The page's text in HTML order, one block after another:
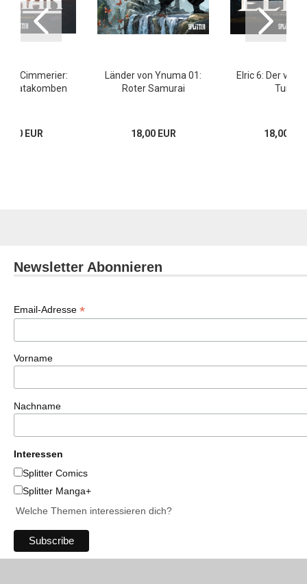
der Cimmerier:
Katakomben
EUR
Länder von Ynuma 01:
Roter Samurai
18,00 EUR
Elric 6: Der
Turm
18,00
Newsletter Abonnieren
Email-Adresse *
Vorname
Nachname
Interessen
Splitter Comics
Splitter Manga+
Welche Themen interessieren dich?